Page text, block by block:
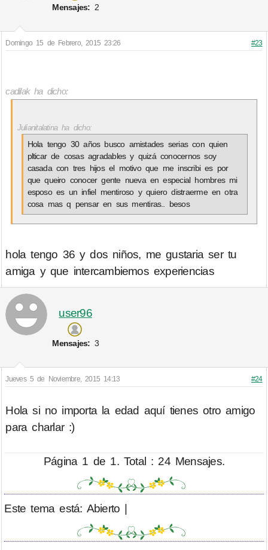
Mensajes: 2
Domingo 15 de Febrero, 2015 23:26 #23
cadilak ha dicho:
Julianitalatina ha dicho:
Hola tengo 30 años busco amistades serias con quien
plticar de cosas agradables y quizá conocernos soy
casada con tres hijos el motivo que me inscribi es por
que queiro conocer gente nueva en especial hombres mi
esposo es un infiel mentiroso y quiero distraerme en otra
cosa mas q pensar en sus mentiras.. besos
hola tengo 36 y dos niños, me gustaria ser tu
amiga y que intercambiemos experiencias
user96
Mensajes: 3
Jueves 5 de Noviembre, 2015 14:13 #24
Hola si no importa la edad aquí tienes otro amigo
para charlar :)
Página 1 de 1. Total : 24 Mensajes.
Este tema está: Abierto |